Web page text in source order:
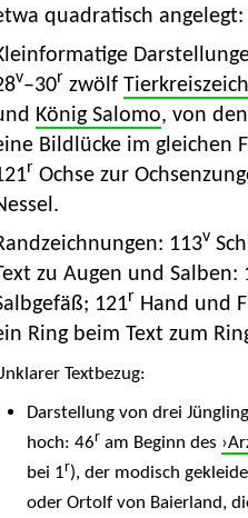
quadratisch
v–30r zwölf
König Salomo, von
Bildlücke im gleichen
r Ochse zur
113v
zu Augen und Salben:
121r Hand und
Ring beim Text zum
Textbezug:
Darstellung von drei
hoch: 46r am Beginn des
bei 1r), der modisch
oder Ortolf von Baierland,